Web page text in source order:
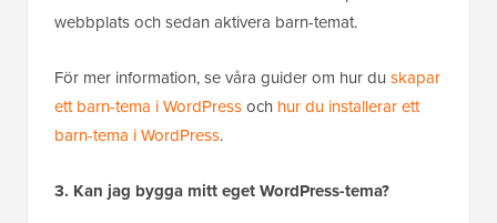
webbplats och sedan aktivera barn-temat.
För mer information, se våra guider om hur du skapar
ett barn-tema i WordPressoch hur du installerar ett
barn-tema i WordPress.
3. Kan jag bygga mitt eget WordPress-tema?